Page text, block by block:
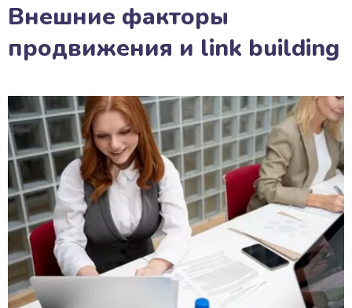
Внешние факторы
продвижения и link building